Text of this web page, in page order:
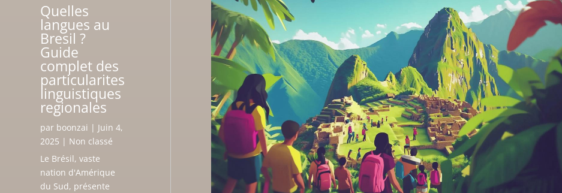
Quelles
langues au
Bresil ?
Guide
complet des
particularites
linguistiques
regionales
par boonzai | Juin 4,
2025 | Non classé
Le Brésil, vaste
nation d'Amérique
du Sud, présente